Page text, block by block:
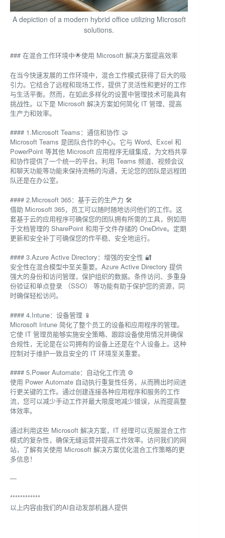
A depiction of a modern hybrid office utilizing Microsoft
solutions.
### 在混合工作环境中🌟使用 Microsoft 解决方案提高效率
在当今快速发展的工作环境中，混合工作模式获得了巨大的吸
引力。它结合了远程和现场工作，提供了灵活性和更好的工作
与生活平衡。然而，在如此多样化的设置中管理技术可能具有
挑战性。以下是 Microsoft 解决方案如何简化 IT 管理、提高
生产力和效率。
#### 1.Microsoft Teams：通信和协作 🤝
Microsoft Teams 是团队合作的中心。它与 Word、Excel 和
PowerPoint 等其他 Microsoft 应用程序无缝集成，为文档共享
和协作提供了一个统一的平台。利用 Teams 频道、视频会议
和聊天功能等功能来保持流畅的沟通，无论您的团队是远程团
队还是在办公室。
#### 2.Microsoft 365：基于云的生产力 🛠️
借助 Microsoft 365，员工可以随时随地访问他们的工作。这
套基于云的应用程序可确保您的团队拥有所需的工具，例如用
于文档管理的 SharePoint 和用于文件存储的 OneDrive。定期
更新和安全补丁可确保您的作平稳、安全地运行。
#### 3.Azure Active Directory：增强的安全性 🔐
安全性在混合模型中至关重要。Azure Active Directory 提供
强大的身份和访问管理，保护组织的数据。条件访问、多重身
份验证和单点登录 （SSO） 等功能有助于保护您的资源，同
时确保轻松访问。
#### 4.Intune：设备管理 📱
Microsoft Intune 简化了整个员工的设备和应用程序的管理。
它使 IT 管理员能够实施安全策略、跟踪设备使用情况并确保
合规性，无论是在公司拥有的设备上还是在个人设备上。这种
控制对于维护一致且安全的 IT 环境至关重要。
#### 5.Power Automate：自动化工作流 ⚙️
使用 Power Automate 自动执行重复性任务，从而腾出时间进
行更关键的工作。通过创建连接各种应用程序和服务的工作
流，您可以减少手动工作并最大限度地减少错误，从而提高整
体效率。
通过利用这些 Microsoft 解决方案，IT 经理可以克服混合工作
模式的复杂性，确保无缝运营并提高工作效率。访问我们的网
站，了解有关使用 Microsoft 解决方案优化混合工作策略的更
多信息！
—
************
以上内容由我们的AI自动发部机器人提供